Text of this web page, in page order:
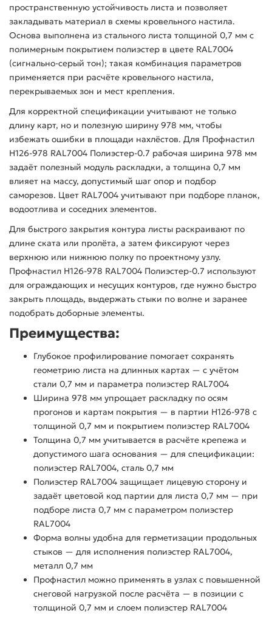
пространственную устойчивость листа и позволяет
закладывать материал в схемы кровельного настила.
Основа выполнена из стального листа толщиной 0,7 мм с
полимерным покрытием полиэстер в цвете RAL7004
(сигнально-серый тон); такая комбинация параметров
применяется при расчёте кровельного настила,
перекрываемых зон и мест крепления.
Для корректной спецификации учитывают не только
длину карт, но и полезную ширину 978 мм, чтобы
избежать ошибки в площади нахлёстов. Для Профнастил
Н126-978 RAL7004 Полиэстер-0.7 рабочая ширина 978 мм
задаёт полезный модуль раскладки, а толщина 0,7 мм
влияет на массу, допустимый шаг опор и подбор
саморезов. Цвет RAL7004 учитывают при подборе планок,
водоотлива и соседних элементов.
Для быстрого закрытия контура листы раскраивают по
длине ската или пролёта, а затем фиксируют через
верхнюю или нижнюю полку по проектному узлу.
Профнастил Н126-978 RAL7004 Полиэстер-0.7 используют
для ограждающих и несущих контуров, где нужно быстро
закрыть площадь, выдержать стыки по волне и заранее
подобрать доборные элементы.
Преимущества:
Глубокое профилирование помогает сохранять
геометрию листа на длинных картах — с учётом
стали 0,7 мм и параметра полиэстер RAL7004
Ширина 978 мм упрощает раскладку по осям
прогонов и картам покрытия — в партии Н126-978 с
толщиной 0,7 мм и покрытием полиэстер RAL7004
Толщина 0,7 мм учитывается в расчёте крепежа и
допустимого шага основания — для спецификации:
полиэстер RAL7004, сталь 0,7 мм
Полиэстер RAL7004 защищает лицевую сторону и
задаёт цветовой код партии для листа 0,7 мм — при
подборе листа 0,7 мм с параметром полиэстер
RAL7004
Форма волны удобна для герметизации продольных
стыков — для исполнения полиэстер RAL7004,
металл 0,7 мм
Профнастил можно применять в узлах с повышенной
снеговой нагрузкой после расчёта — в позиции с
толщиной 0,7 мм и слоем полиэстер RAL7004